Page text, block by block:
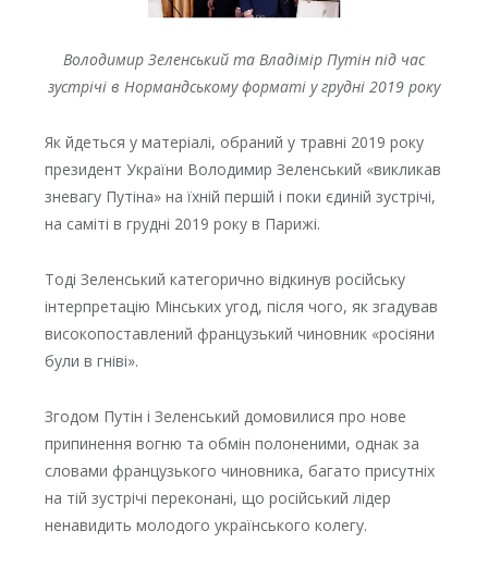
Володимир Зеленський та Владімір Путін під час
зустрічі в Нормандському форматі у грудні 2019 року
Як йдеться у матеріалі, обраний у травні 2019 року
президент України Володимир Зеленський «викликав
зневагу Путіна» на їхній першій і поки єдиній зустрічі,
на саміті в грудні 2019 року в Парижі.
Тоді Зеленський категорично відкинув російську
інтерпретацію Мінських угод, після чого, як згадував
високопоставлений французький чиновник «росіяни
були в гніві».
Згодом Путін і Зеленський домовилися про нове
припинення вогню та обмін полоненими, однак за
словами французького чиновника, багато присутніх
на тій зустрічі переконані, що російський лідер
ненавидить молодого українського колегу.